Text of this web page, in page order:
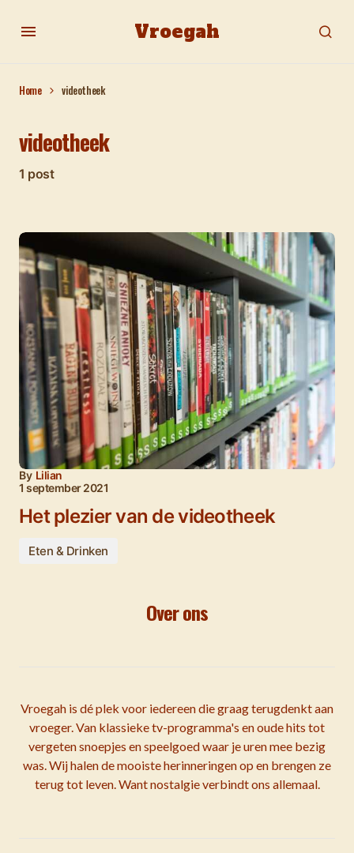
Vroegah
Home videotheek
videotheek
1 post
By Lilian
1 september 2021
Het plezier van de videotheek
Eten & Drinken
Over ons
Vroegah is dé plek voor iedereen die graag terugdenkt aan
vroeger. Van klassieke tv-programma's en oude hits tot
vergeten snoepjes en speelgoed waar je uren mee bezig
was. Wij halen de mooiste herinneringen op en brengen ze
terug tot leven. Want nostalgie verbindt ons allemaal.